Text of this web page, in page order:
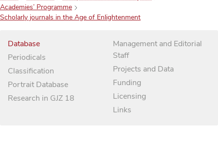
Academies’ Programme
Scholarly journals in the Age of Enlightenment
Database
Periodicals
Classification
Portrait Database
Research in GJZ 18
Management and Editorial
Staff
Projects and Data
Funding
Licensing
Links